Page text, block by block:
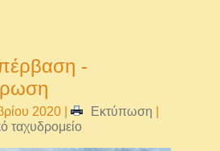
-
2020 | Εκτύπωση
ταχυδρομείο